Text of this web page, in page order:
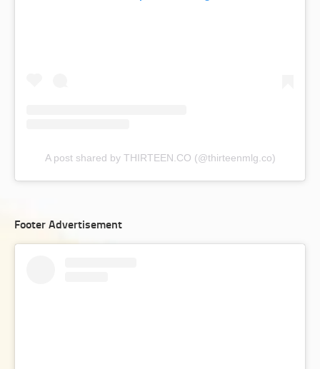
A post shared by THIRTEEN.CO (@thirteenmlg.co)
Footer Advertisement